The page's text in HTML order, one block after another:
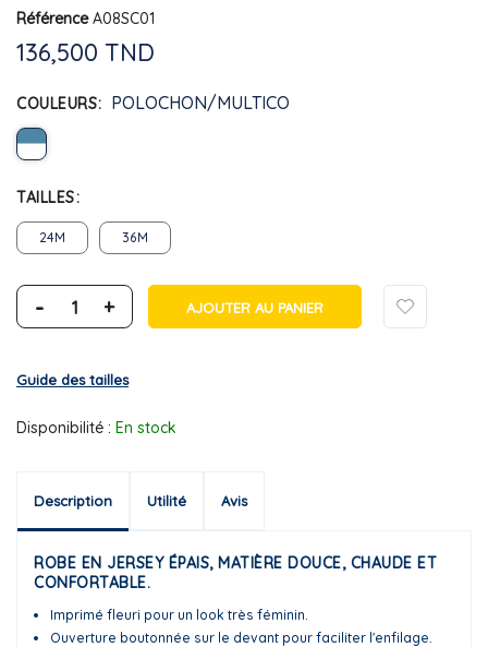
Référence A08SC01
136,500 TND
COULEURS POLOCHON/MULTICO
TAILLES
24M 36M
- + AJOUTER AU PANIER
Guide des tailles
Disponibilité : En stock
Description Utilité Avis
ROBE EN JERSEY ÉPAIS, MATIÈRE DOUCE, CHAUDE ET
CONFORTABLE.
Imprimé fleuri pour un look très féminin.
Ouverture boutonnée sur le devant pour faciliter l'enfilage.